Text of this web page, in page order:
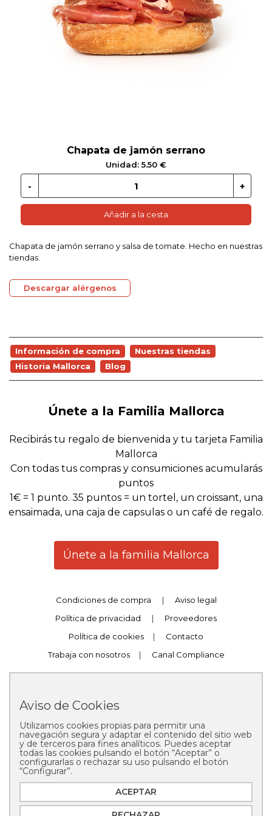
Chapata de jamón serrano
Unidad: 5.50 €
Añadir a la cesta
Chapata de jamón serrano y salsa de tomate. Hecho en nuestras
tiendas.
Descargar alérgenos
Información de compra
Nuestras tiendas
Historia Mallorca
Blog
Únete a la Familia Mallorca
Recibirás tu regalo de bienvenida y tu tarjeta Familia
Mallorca
Con todas tus compras y consumiciones acumularás
puntos
1€ = 1 punto. 35 puntos = un tortel, un croissant, una
ensaimada, una caja de capsulas o un café de regalo.
Únete a la familia Mallorca
Condiciones de compra |
Aviso legal
Política de privacidad
|
Proveedores
Política de cookies
|
Contacto
Trabaja con nosotros
| Canal Compliance
Copyright © 2025 Pastelería Mallorca
Aviso de Cookies
Utilizamos cookies propias para permitir una
navegación segura y adaptar el contenido del sitio web
y de terceros para fines analíticos. Puedes aceptar
todas las cookies pulsando el botón “Aceptar” o
configurarlas o rechazar su uso pulsando el botón
“Configurar”.
ACEPTAR